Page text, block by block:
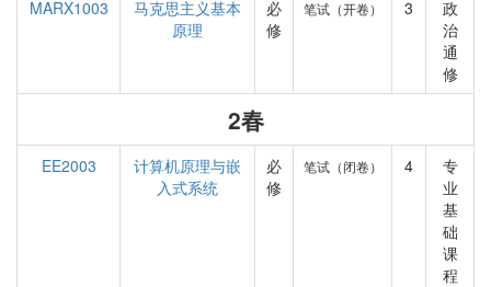
MARX1003
马克思主义基本
原理
必
修
笔试（开卷） 3
政
治
通
修
2春
EE2003
计算机原理与嵌
入式系统
必
修
笔试（闭卷） 4
专
业
基
础
课
程